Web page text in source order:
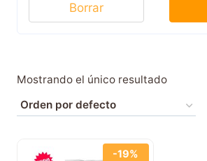
Mostrando el único resultado
-19%
Borrar